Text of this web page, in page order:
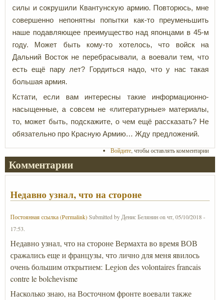
силы и сокрушили Квантунскую армию. Повторюсь, мне
совершенно непонятны попытки как-то преуменьшить
наше подавляющее преимущество над японцами в 45-м
году. Может быть кому-то хотелось, что войск на
Дальний Восток не перебрасывали, а воевали тем, что
есть ещё пару лет? Гордиться надо, что у нас такая
большая армия.
Кстати, если вам интересны такие информационно-
насыщенные, а совсем не «литературные» материалы,
то, может быть, подскажите, о чем ещё рассказать? Не
обязательно про Красную Армию… Жду предложений.
Войдите, чтобы оставлять комментарии
Комментарии
Недавно узнал, что на стороне
Постоянная ссылка (Permalink)Submitted by Денис Белянинon чт, 05/10/2018 -
17:53.
Недавно узнал, что на стороне Вермахта во время ВОВ
сражались еще и французы, что лично для меня явилось
очень большим открытием: Lеgion des volontaires francais
contre le bolchеvisme
Насколько знаю, на Восточном фронте воевали также